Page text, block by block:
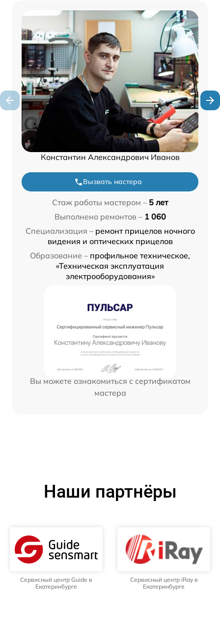
Константин Александрович Иванов
Вызвать мастера
Стаж работы мастером – 5 лет
Выполнено ремонтов – 1 060
Специализация – ремонт прицелов ночного
видения и оптических прицелов
Образование – профильное техническое,
«Техническая эксплуатация
электрооборудования»
Вы можете ознакомиться с сертификатом
мастера
Наши партнёры
Сервисный центр Guide в
Екатеринбурге
Сервисный центр iRay в
Екатеринбурге